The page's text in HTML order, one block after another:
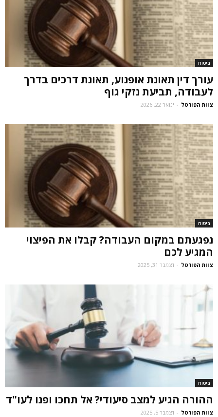
ביטוח
עורך דין תאונת אופנוע, תאונת דרכים בדרך
לעבודה, תביעת נזקי גוף
צוות הפורטל - ינואר 22, 2026
ביטוח
נפגעתם במקום העבודה? קבלו את הפיצוי
המגיע לכם
צוות הפורטל - דצמבר 31, 2025
ביטוח
ההורה הגיע למצב סיעודי? אל תחכו ופנו לעו"ד
צוות הפורטל - דצמבר 5, 2025